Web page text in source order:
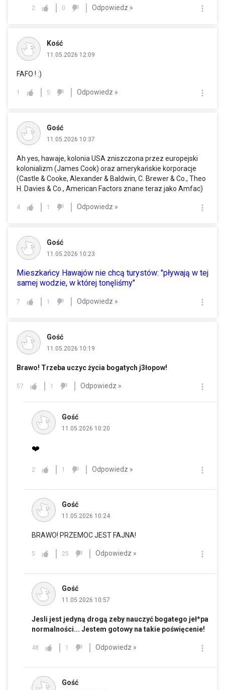
2 0 Odpowiedz »
Kość
11.05.2026 12:09
FAFO ! :)
1 5 Odpowiedz »
Gość
11.05.2026 10:37
Ah yes, hawaje, kolonia USA zniszczona przez europejski
kolonializm (James Cook) oraz amerykańskie korporacje
(Castle & Cooke, Alexander & Baldwin, C. Brewer & Co., Theo
H. Davies & Co., American Factors znane teraz jako Amfac)
4 1 Odpowiedz »
Gość
11.05.2026 10:23
Mieszkańcy Hawajów nie chcą turystów: "pływają w tej
samej wodzie, w której tonęliśmy"
7 1 Odpowiedz »
Gość
11.05.2026 10:19
Brawo! Trzeba uczyc życia bogatych j3łopow!
57 1 Odpowiedz »
Gość
11.05.2026 10:20
❤️
2 1 Odpowiedz »
Gość
11.05.2026 10:24
BRAWO! PRZEMOC JEST FAJNA!
5 25 Odpowiedz »
Gość
11.05.2026 10:57
Jesli jest jedyną drogą zeby nauczyć bogatego jeł*pa
normalności... Jestem gotowy na takie poświęcenie!
48 1 Odpowiedz »
Gość